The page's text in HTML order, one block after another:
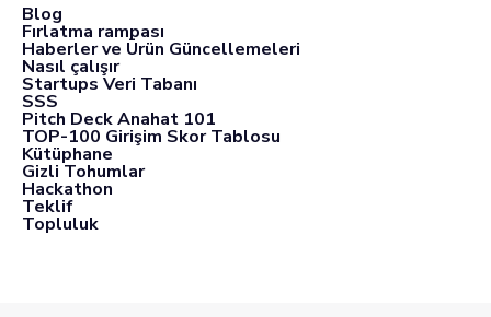
Blog
Fırlatma rampası
Haberler ve Ürün Güncellemeleri
Nasıl çalışır
Startups Veri Tabanı
SSS
Pitch Deck Anahat 101
TOP-100 Girişim Skor Tablosu
Kütüphane
Gizli Tohumlar
Hackathon
Teklif
Topluluk